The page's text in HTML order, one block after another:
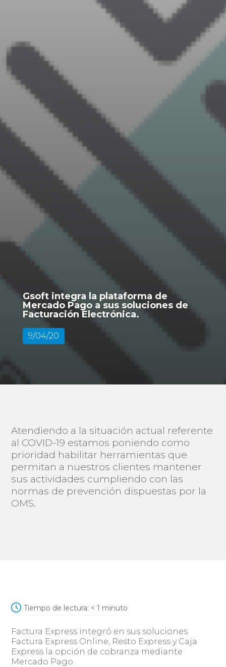
Gsoft integra la plataforma de
Mercado Pago a sus soluciones de
Facturación Electrónica.
9/04/20
Atendiendo a la situación actual referente
al COVID-19 estamos poniendo como
prioridad habilitar herramientas que
permitan a nuestros clientes mantener
sus actividades cumpliendo con las
normas de prevención dispuestas por la
OMS.
Tiempo de lectura: < 1 minuto
Factura Express integró en sus soluciones
Factura Express Online, Resto Express y Caja
Express la opción de cobranza mediante
Mercado Pago.